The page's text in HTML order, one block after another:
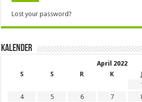
Lost your password?
Kalender
April 2022
S
S R K J
4
5 6 7